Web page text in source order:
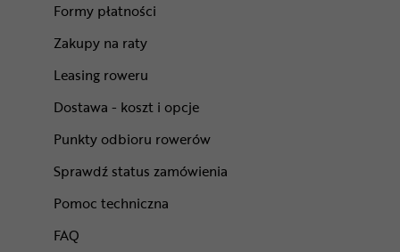
Formy płatności
Zakupy na raty
Leasing roweru
Dostawa - koszt i opcje
Punkty odbioru rowerów
Sprawdź status zamówienia
Pomoc techniczna
FAQ